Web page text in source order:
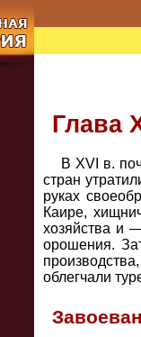
Глава
В XVI в.
стран
руках
Каире,
хозяйства и
орошения.
облегчали